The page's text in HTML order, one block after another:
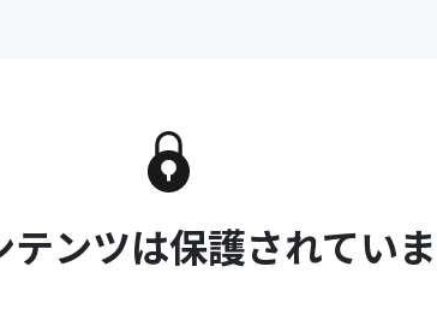
テンツは保護されてい